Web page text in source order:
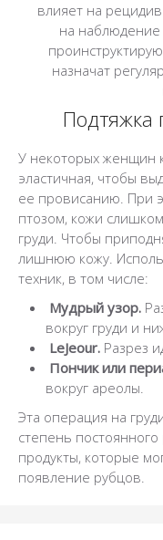
влияет на
на
назначат
Подтяжка
У некоторых женщин
эластичная, чтобы
ее провисанию. При
птозом, кожи
груди. Чтобы
лишнюю кожу.
техник, в том числе:
Мудрый узор.
вокруг груди и
LeJeour. Разрез
Пончик или
вокруг ареолы.
Эта операция на
степень
продукты, которые
появление рубцов.